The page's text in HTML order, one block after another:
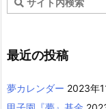
最近の投稿
夢カレンダー 2023年